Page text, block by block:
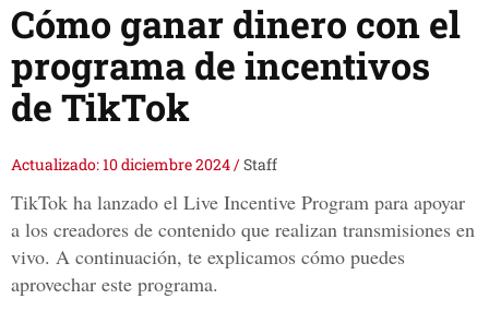
Cómo ganar dinero con el
programa de incentivos
de TikTok
Actualizado: 10 diciembre 2024/Staff
TikTok ha lanzado el Live Incentive Program para apoyar
a los creadores de contenido que realizan transmisiones en
vivo. A continuación, te explicamos cómo puedes
aprovechar este programa.